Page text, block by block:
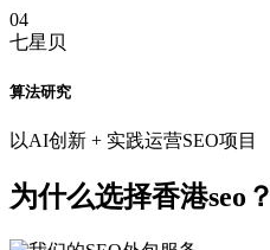
04
七星贝
算法研究
以AI创新 + 实践运营SEO项目
为什么选择香港seo？